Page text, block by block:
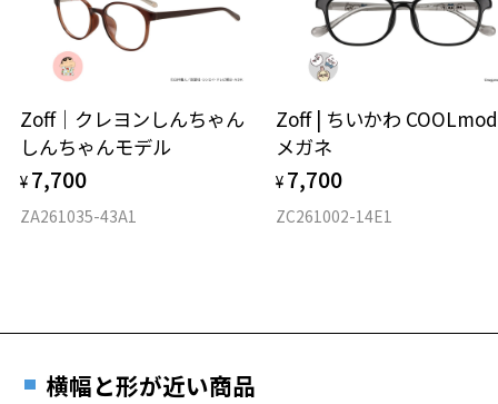
タイプ
材質
Zoff｜クレヨンしんちゃん
しんちゃんモデル
¥ 7,700
ZA261035-43A1
Zoff | ちいかわ
メガネ
¥ 7,700
ZC261002-14E1
横幅と形が近い商品